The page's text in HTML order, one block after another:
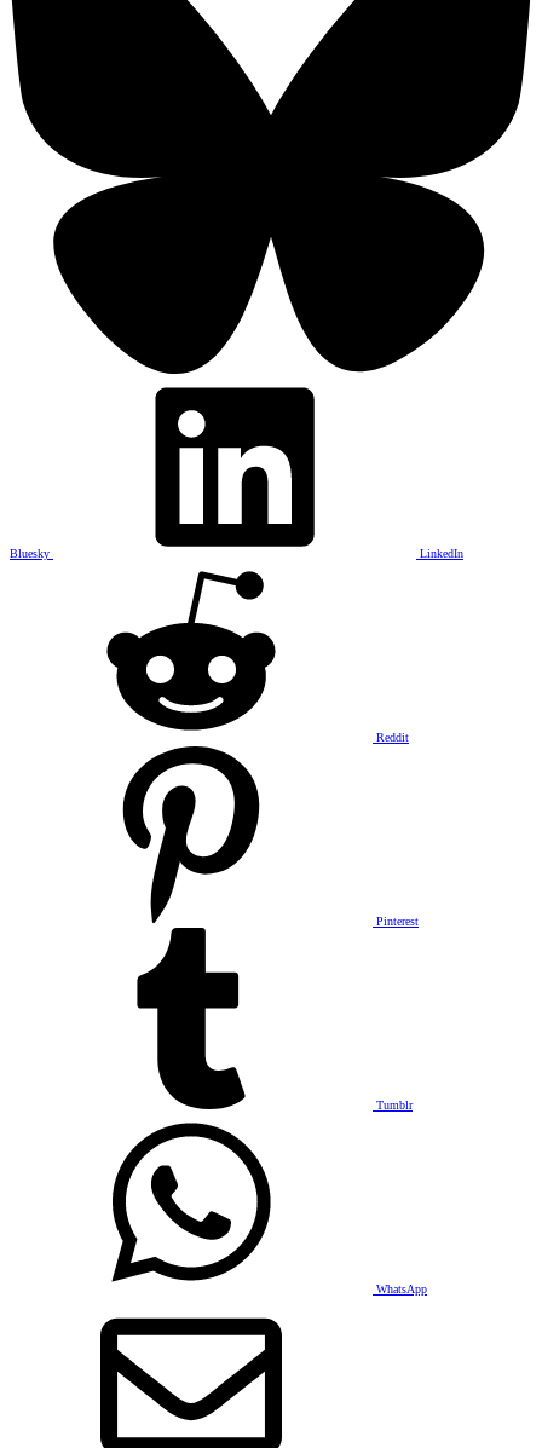
Bluesky LinkedIn
Reddit
Pinterest
Tumblr
WhatsApp